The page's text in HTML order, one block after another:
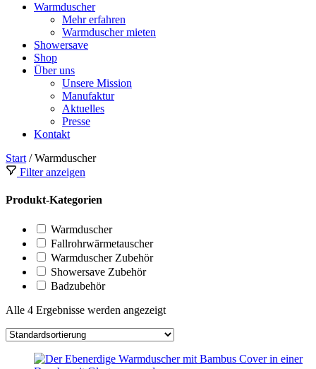
Warmduscher
Mehr erfahren
Warmduscher mieten
Showersave
Shop
Über uns
Unsere Mission
Manufaktur
Aktuelles
Presse
Kontakt
Start / Warmduscher
Filter anzeigen
Produkt-Kategorien
Warmduscher
Fallrohrwärmetauscher
Warmduscher Zubehör
Showersave Zubehör
Badzubehör
Alle 4 Ergebnisse werden angezeigt